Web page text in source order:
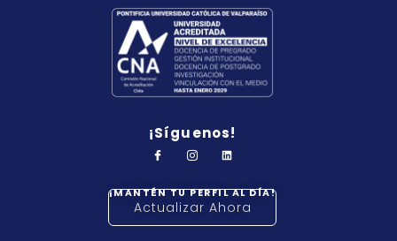
¡Síguenos!
¡MANTÉN TU PERFIL AL DÍA!
Actualizar Ahora